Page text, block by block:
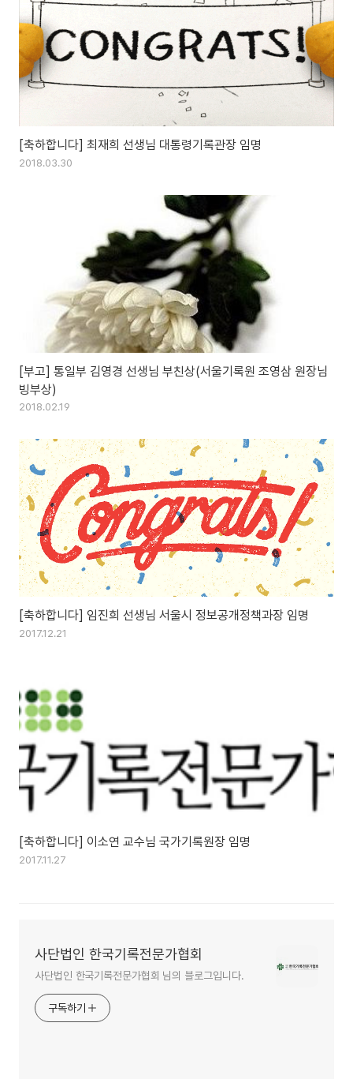
[축하합니다] 최재희 선생님 대통령기록관장 임명
2018.03.30
[부고] 통일부 김영경 선생님 부친상(서울기록원 조영삼 원장님
빙부상)
2018.02.19
[축하합니다] 임진희 선생님 서울시 정보공개정책과장 임명
2017.12.21
[축하합니다] 이소연 교수님 국가기록원장 임명
2017.11.27
사단법인 한국기록전문가협회
사단법인 한국기록전문가협회 님의 블로그입니다.
구독하기